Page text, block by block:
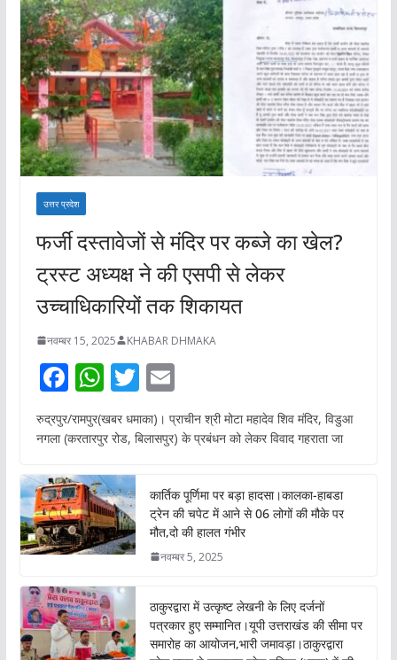
उत्तर प्रदेश
फर्जी दस्तावेजों से मंदिर पर कब्जे का खेल?
ट्रस्ट अध्यक्ष ने की एसपी से लेकर
उच्चाधिकारियों तक शिकायत
नवम्बर 15, 2025 KHABAR DHMAKA
F
ac
e
o
o
k
W
h
at
A
p
p
T
w
itt
E
m
ai
रुद्रपुर/रामपुर(खबर धमाका)। प्राचीन श्री मोटा महादेव शिव मंदिर, विडुआ
नगला (करतारपुर रोड, बिलासपुर) के प्रबंधन को लेकर विवाद गहराता जा
कार्तिक पूर्णिमा पर बड़ा हादसा।कालका-हाबडा
ट्रेन की चपेट में आने से 06 लोगों की मौके पर
मौत,दो की हालत गंभीर
नवम्बर 5, 2025
ठाकुरद्वारा में उत्कृष्ट लेखनी के लिए दर्जनों
पत्रकार हुए सम्मानित।यूपी उत्तराखंड की सीमा पर
समारोह का आयोजन,भारी जमावड़ा।ठाकुरद्वारा